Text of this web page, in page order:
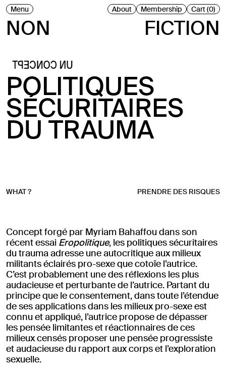
NON FICTION
Menu About Membership Cart (0)
UN CONCEPT
POLITIQUES
SÉCURITAIRES
DU TRAUMA
WHAT ? PRENDRE DES RISQUES
Concept forgé par Myriam Bahaffou dans son
récent essai Eropolitique, les politiques sécuritaires
du trauma adresse une autocritique aux milieux
militants éclairés pro-sexe que cotoîe l’autrice.
C’est probablement une des réflexions les plus
audacieuse et perturbante de l’autrice. Partant du
principe que le consentement, dans toute l’étendue
de ses applications dans les milieux pro-sexe est
connu et appliqué, l’autrice propose de dépasser
les pensée limitantes et réactionnaires de ces
milieux censés proposer une pensée progressiste
et audacieuse du rapport aux corps et l’exploration
sexuelle.